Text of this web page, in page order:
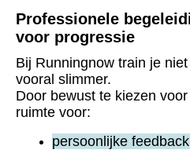
Professionele
voor progressie
Bij Runningnow train je
vooral slimmer.
Door bewust te kiezen
ruimte voor:
persoonlijke